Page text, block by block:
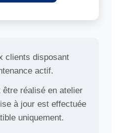
clients disposant
actif.
réalisé en atelier
à jour est effectuée
uniquement.